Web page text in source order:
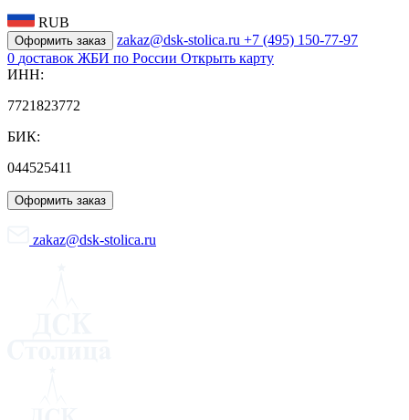
RUB
Оформить заказ zakaz@dsk-stolica.ru +7 (495) 150-77-97
0 доставок ЖБИ по России Открыть карту
ИНН:
7721823772
БИК:
044525411
Оформить заказ
zakaz@dsk-stolica.ru